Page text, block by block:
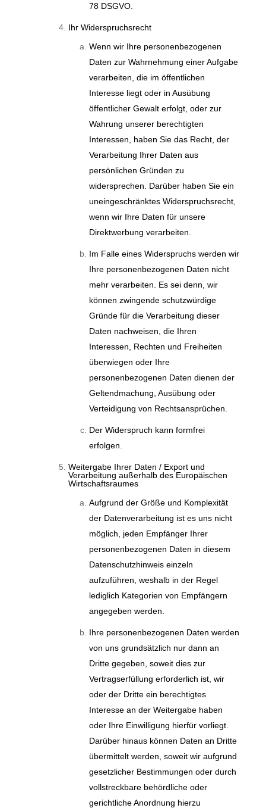
78 DSGVO.
Ihr Widerspruchsrecht
Wenn wir Ihre personenbezogenen
Daten zur Wahrnehmung einer Aufgabe
verarbeiten, die im öffentlichen
Interesse liegt oder in Ausübung
öffentlicher Gewalt erfolgt, oder zur
Wahrung unserer berechtigten
Interessen, haben Sie das Recht, der
Verarbeitung Ihrer Daten aus
persönlichen Gründen zu
widersprechen. Darüber haben Sie ein
uneingeschränktes Widerspruchsrecht,
wenn wir Ihre Daten für unsere
Direktwerbung verarbeiten.
Im Falle eines Widerspruchs werden wir
Ihre personenbezogenen Daten nicht
mehr verarbeiten. Es sei denn, wir
können zwingende schutzwürdige
Gründe für die Verarbeitung dieser
Daten nachweisen, die Ihren
Interessen, Rechten und Freiheiten
überwiegen oder Ihre
personenbezogenen Daten dienen der
Geltendmachung, Ausübung oder
Verteidigung von Rechtsansprüchen.
Der Widerspruch kann formfrei
erfolgen.
Weitergabe Ihrer Daten / Export und
Verarbeitung außerhalb des Europäischen
Wirtschaftsraumes
Aufgrund der Größe und Komplexität
der Datenverarbeitung ist es uns nicht
möglich, jeden Empfänger Ihrer
personenbezogenen Daten in diesem
Datenschutzhinweis einzeln
aufzuführen, weshalb in der Regel
lediglich Kategorien von Empfängern
angegeben werden.
Ihre personenbezogenen Daten werden
von uns grundsätzlich nur dann an
Dritte gegeben, soweit dies zur
Vertragserfüllung erforderlich ist, wir
oder der Dritte ein berechtigtes
Interesse an der Weitergabe haben
oder Ihre Einwilligung hierfür vorliegt.
Darüber hinaus können Daten an Dritte
übermittelt werden, soweit wir aufgrund
gesetzlicher Bestimmungen oder durch
vollstreckbare behördliche oder
gerichtliche Anordnung hierzu